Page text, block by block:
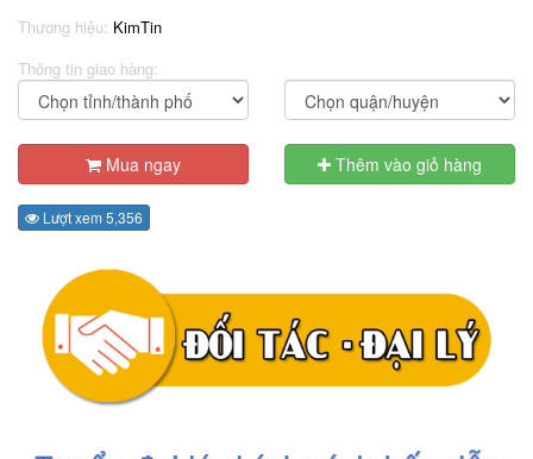
Thương hiệu: KimTin
Thông tin giao hàng:
Mua ngay Thêm vào giỏ hàng
Lượt xem 5,356